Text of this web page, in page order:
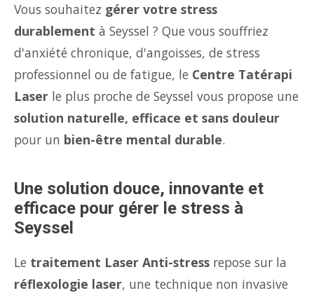
Vous souhaitez gérer votre stress
durablement à Seyssel ? Que vous souffriez
d'anxiété chronique, d'angoisses, de stress
professionnel ou de fatigue, le Centre Tatérapi
Laser le plus proche de Seyssel vous propose une
solution naturelle, efficace et sans douleur
pour un bien-être mental durable.
Une solution douce, innovante et
efficace pour gérer le stress à
Seyssel
Le traitement Laser Anti-stress repose sur la
réflexologie laser, une technique non invasive